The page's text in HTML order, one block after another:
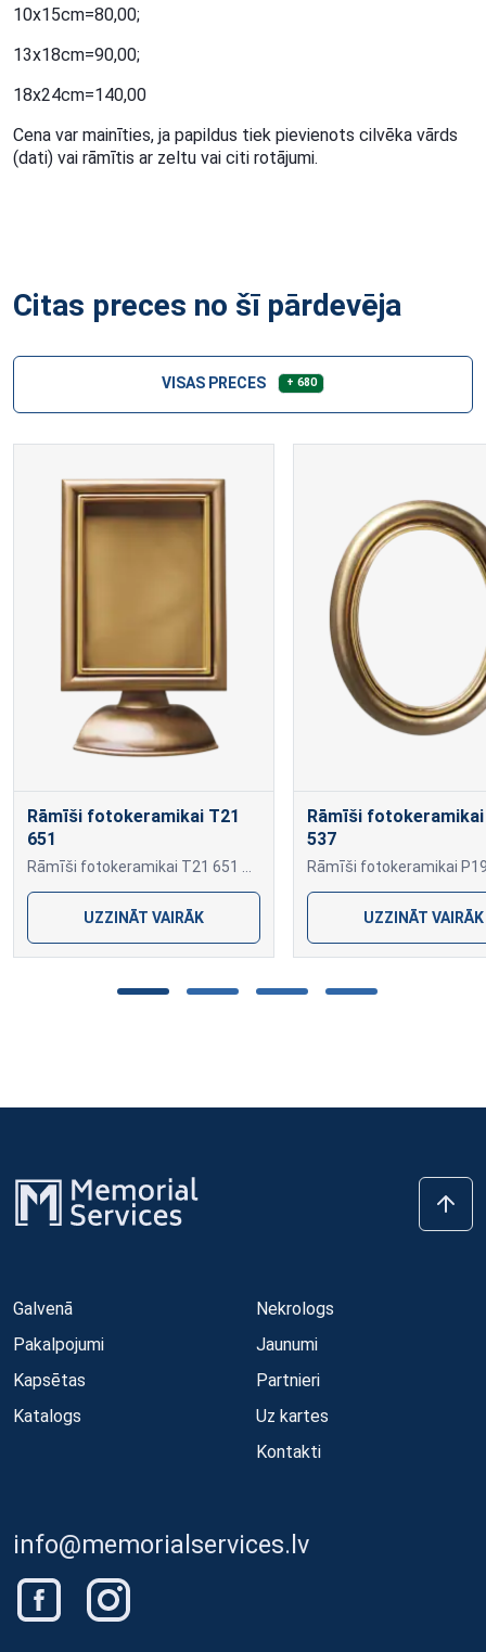
10x15cm=80,00;
13x18cm=90,00;
18x24cm=140,00
Cena var mainīties, ja papildus tiek pievienots cilvēka vārds
(dati) vai rāmītis ar zeltu vai citi rotājumi.
Citas preces no šī pārdevēja
VISAS PRECES + 680
Rāmīši fotokeramikai T21
651
UZZINĀT VAIRĀK
Rāmīši fotokeramikai
537
UZZINĀT VAIRĀK
Galvenā
Pakalpojumi
Kapsētas
Katalogs
Nekrologs
Jaunumi
Partnieri
Uz kartes
Kontakti
info@memorialservices.lv